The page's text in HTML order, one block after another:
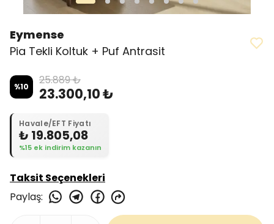
Eymense
Pia Tekli Koltuk + Puf Antrasit
%10 25.889 ₺
23.300,10 ₺
Havale/EFT Fiyatı
₺ 19.805,08
%15 ek indirim kazanın
Taksit Seçenekleri
Paylaş: